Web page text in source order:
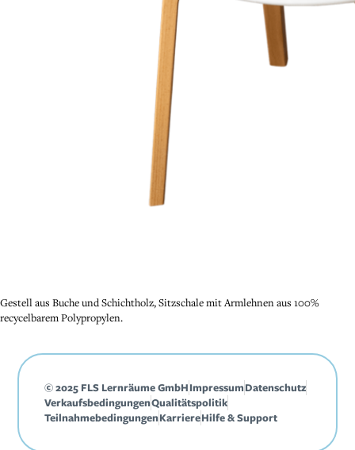
Gestell aus Buche und Schichtholz, Sitzschale mit Armlehnen aus 100%
recycelbarem Polypropylen.
© 2025 FLS Lernräume GmbHImpressumDatenschutz
VerkaufsbedingungenQualitätspolitik
TeilnahmebedingungenKarriereHilfe & Support